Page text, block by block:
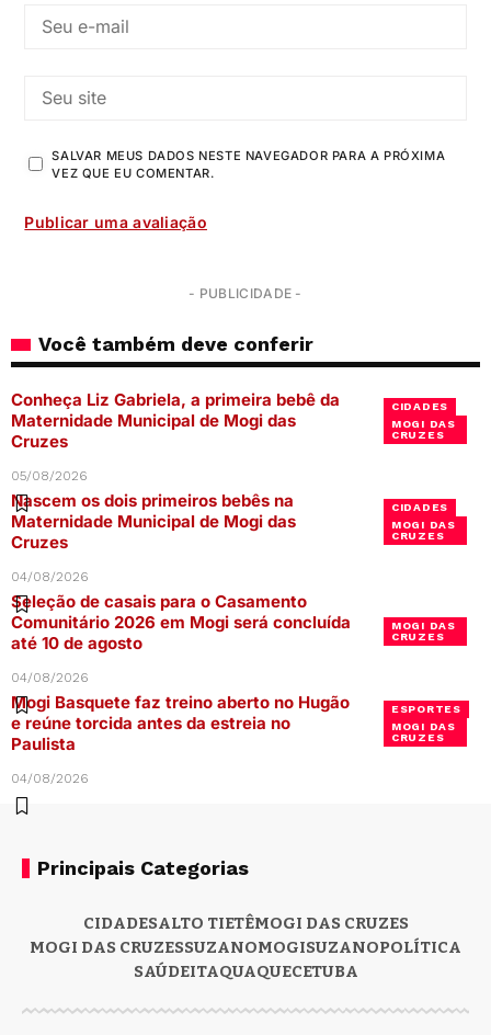
SALVAR MEUS DADOS NESTE NAVEGADOR PARA A PRÓXIMA
VEZ QUE EU COMENTAR.
- PUBLICIDADE -
Você também deve conferir
CIDADES
MOGI DAS
CRUZES
Conheça Liz Gabriela, a primeira bebê da
Maternidade Municipal de Mogi das
Cruzes
05/08/2026
CIDADES
MOGI DAS
CRUZES
Nascem os dois primeiros bebês na
Maternidade Municipal de Mogi das
Cruzes
04/08/2026
MOGI DAS
CRUZES
Seleção de casais para o Casamento
Comunitário 2026 em Mogi será concluída
até 10 de agosto
04/08/2026
ESPORTES
MOGI DAS
CRUZES
Mogi Basquete faz treino aberto no Hugão
e reúne torcida antes da estreia no
Paulista
04/08/2026
Principais Categorias
CIDADESALTO TIETÊMOGI DAS CRUZES
MOGI DAS CRUZESSUZANOMOGISUZANOPOLÍTICA
SAÚDEITAQUAQUECETUBA